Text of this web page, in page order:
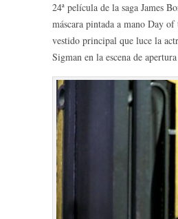
24ª película de la saga James
máscara pintada a mano Day
vestido principal que luce la
Sigman en la escena de